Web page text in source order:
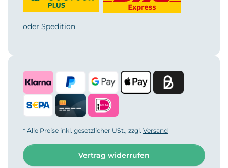
oder Spedition
* Alle Preise inkl. gesetzlicher USt., zzgl. Versand
Vertrag widerrufen